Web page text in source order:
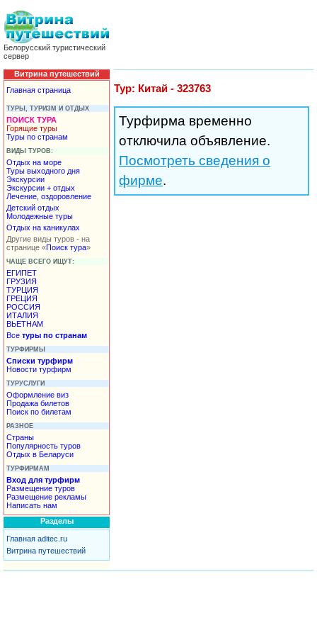
Белорусский туристический
сервер
Витрина путешествий
Главная страница
ТУРЫ, ТУРИЗМ И ОТДЫХ
ПОИСК ТУРА
Горящие туры
Туры по странам
ВИДЫ ТУРОВ:
Отдых на море
Туры выходного дня
Экскурсии
Экскурсии + отдых
Лечение, оздоровление
Детский отдых
Молодежные туры
Отдых на каникулах
Другие виды туров - на
странице «Поиск тура»
ЧАЩЕ ВСЕГО ИЩУТ:
ЕГИПЕТ
ГРУЗИЯ
ТУРЦИЯ
ГРЕЦИЯ
РОССИЯ
ИТАЛИЯ
ВЬЕТНАМ
Все туры по странам
ТУРФИРМЫ
Списки турфирм
Новости турфирм
ТУРУСЛУГИ
Оформление виз
Продажа билетов
Поиск по билетам
РАЗНОЕ
Страны
Популярность туров
Отдых в Беларуси
ТУРФИРМАМ
Вход для турфирм
Размещение туров
Размещение рекламы
Написать нам
Разделы
Главная aditec.ru
Витрина путешествий
Тур: Китай - 323763
Турфирма временно
отключила объявление.
Посмотреть сведения о
фирме.